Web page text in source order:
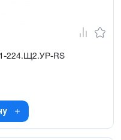
224.Щ2.УР-RS